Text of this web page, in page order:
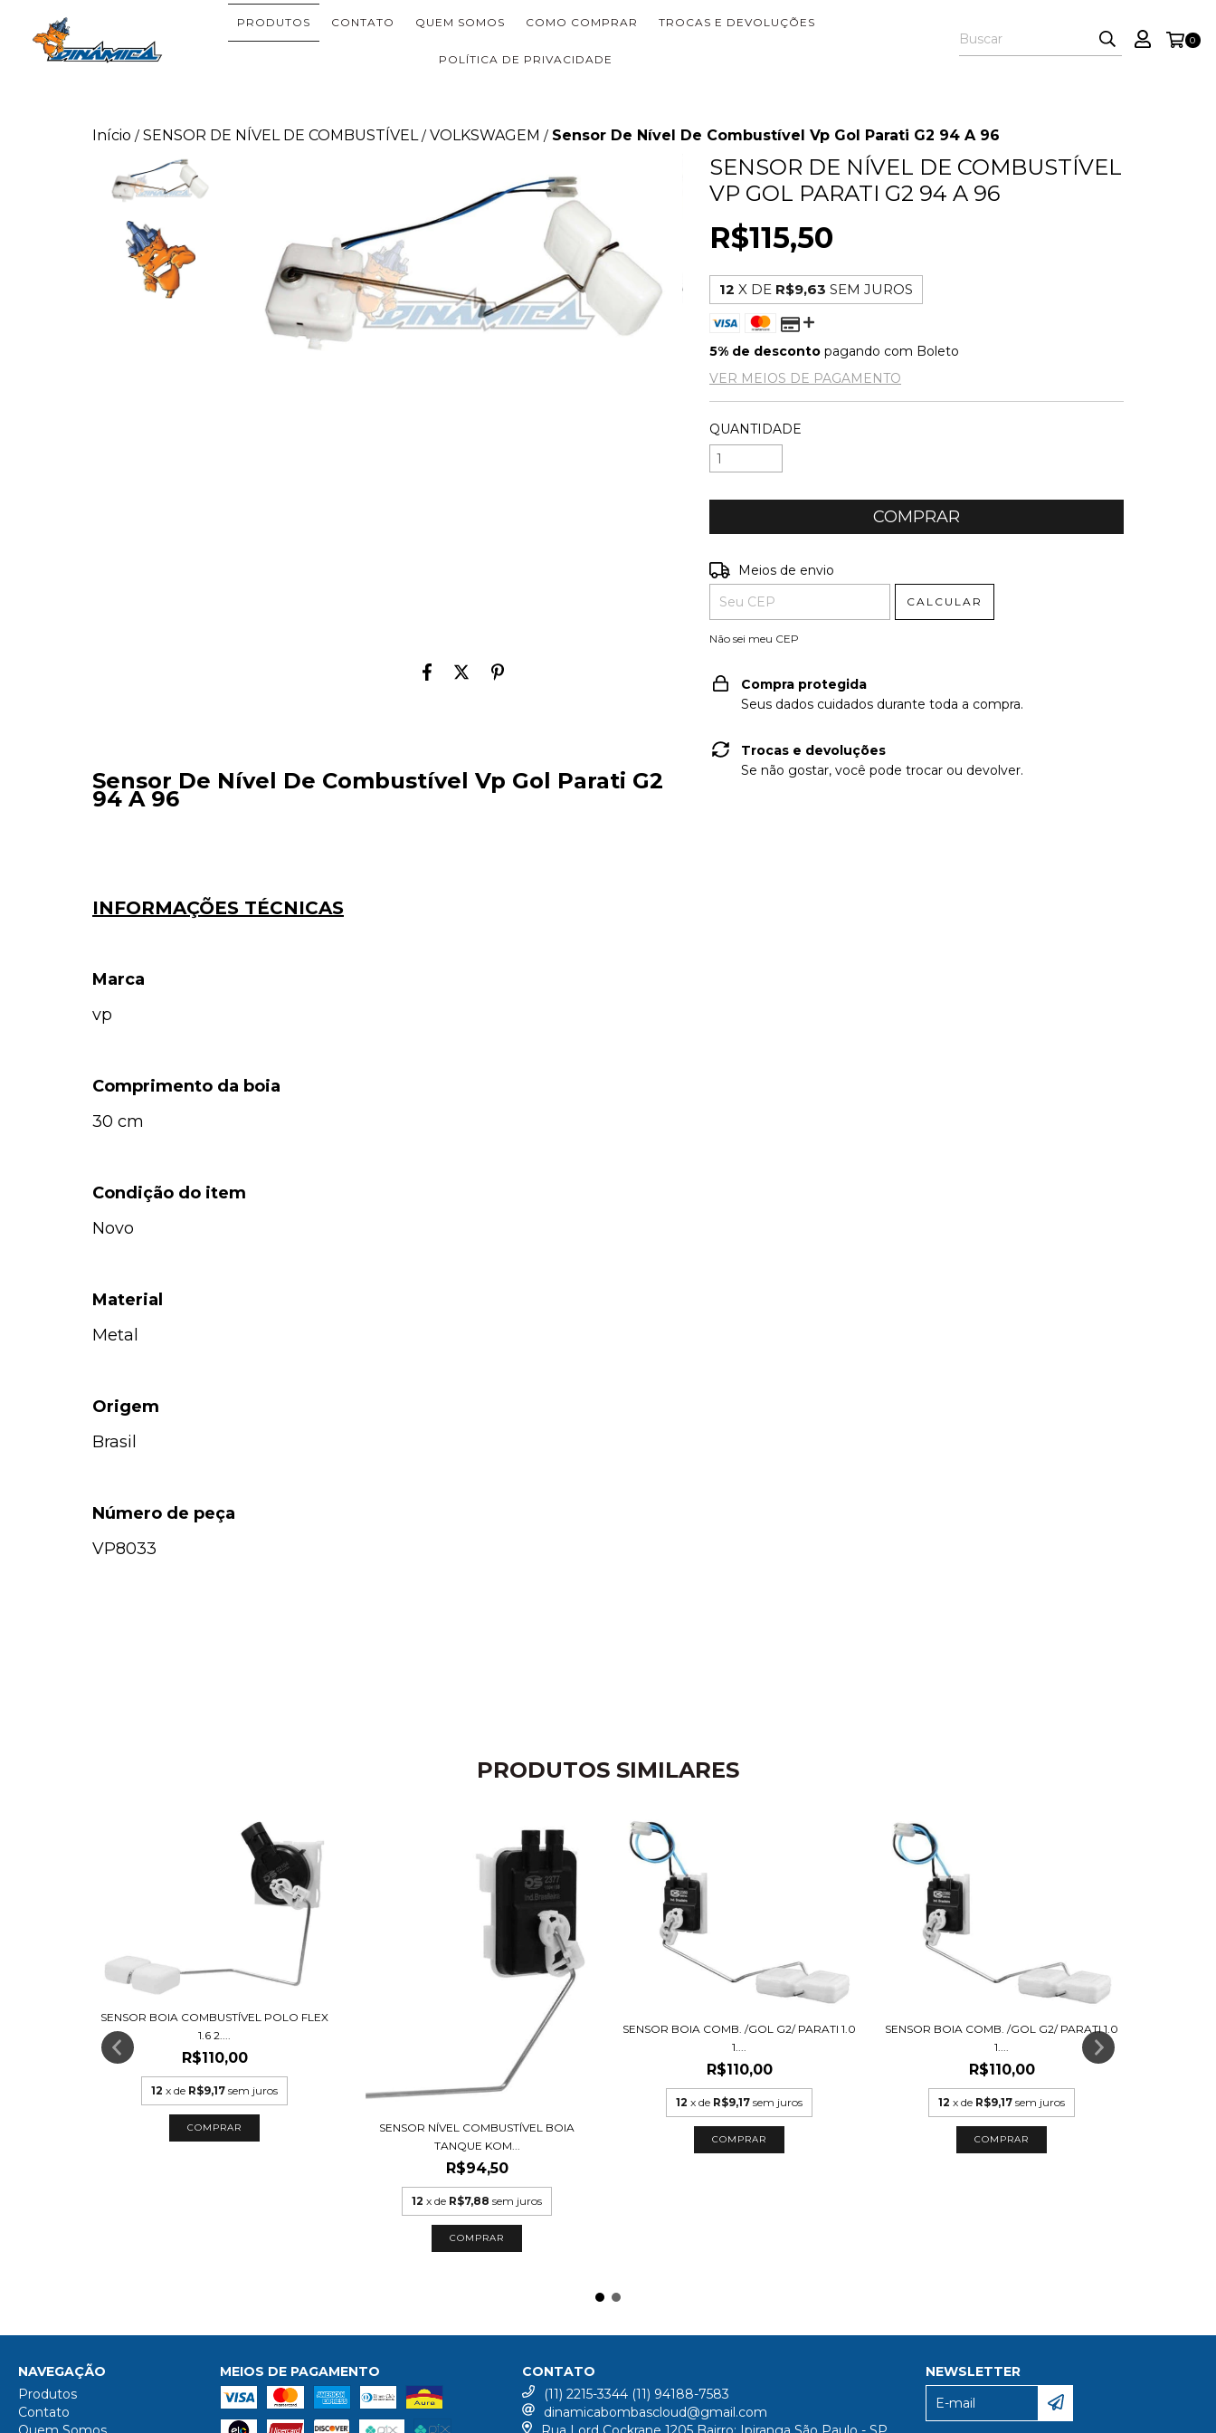
PRODUTOS CONTATO QUEM SOMOS COMO COMPRAR TROCAS E DEVOLUÇÕES
POLÍTICA DE PRIVACIDADE
0
Início / SENSOR DE NÍVEL DE COMBUSTÍVEL / VOLKSWAGEM / Sensor De Nível De Combustível Vp Gol Parati G2 94 A 96
Sensor De Nível De Combustível Vp Gol Parati G2
94 A 96
INFORMAÇÕES TÉCNICAS
Marca
vp
Comprimento da boia
30 cm
Condição do item
Novo
Material
Metal
Origem
Brasil
Número de peça
VP8033
SENSOR DE NÍVEL DE COMBUSTÍVEL
VP GOL PARATI G2 94 A 96
R$115,50
12 X DE R$9,63 SEM JUROS
5% de desconto pagando com Boleto
VER MEIOS DE PAGAMENTO
QUANTIDADE
Entregas para o CEP:
Meios de envio
CALCULAR
Não sei meu CEP
Compra protegida
Seus dados cuidados durante toda a compra.
Trocas e devoluções
Se não gostar, você pode trocar ou devolver.
PRODUTOS SIMILARES
SENSOR BOIA COMBUSTÍVEL POLO FLEX
1.6 2....
R$110,00
12 x de R$9,17 sem juros
SENSOR NÍVEL COMBUSTÍVEL BOIA
TANQUE KOM...
R$94,50
12 x de R$7,88 sem juros
SENSOR BOIA COMB. /GOL G2/ PARATI 1.0
1....
R$110,00
12 x de R$9,17 sem juros
SENSOR BOIA COMB. /GOL G2/ PARATI 1.0
1....
R$110,00
12 x de R$9,17 sem juros
NAVEGAÇÃO
Produtos
Contato
MEIOS DE PAGAMENTO
CONTATO
(11) 2215-3344 (11) 94188-7583
dinamicabombascloud@gmail.com
NEWSLETTER